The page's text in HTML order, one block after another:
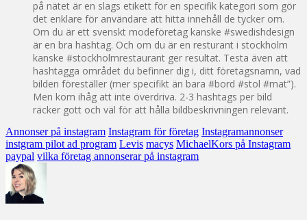
på nätet är en slags etikett för en specifik kategori som gör
det enklare för användare att hitta innehåll de tycker om.
Om du är ett svenskt modeföretag kanske #swedishdesign
är en bra hashtag. Och om du är en resturant i stockholm
kanske #stockholmrestaurant ger resultat. Testa även att
hashtagga området du befinner dig i, ditt företagsnamn, vad
bilden föreställer (mer specifikt än bara #bord #stol #mat”).
Men kom ihåg att inte överdriva. 2-3 hashtags per bild
räcker gott och väl för att hålla bildbeskrivningen relevant.
Annonser på instagram Instagram för företag Instagramannonser
instgram pilot ad program Levis macys MichaelKors på Instagram
paypal vilka företag annonserar på instagram